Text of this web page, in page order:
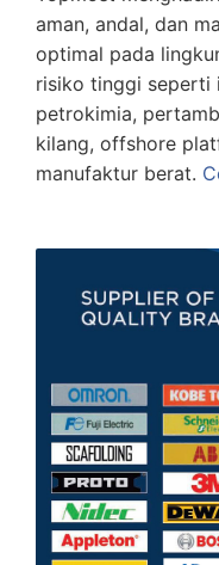
aman, andal, dan
optimal pada
risiko tinggi seperti
petrokimia,
kilang, offshore
manufaktur berat.